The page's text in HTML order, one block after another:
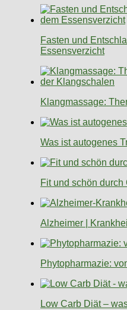
Fasten und
Essensverzicht
Klangmassage:
Was ist autogenes
Fit und schön durch
Alzheimer |
Phytopharmazie:
Low Carb Diät –